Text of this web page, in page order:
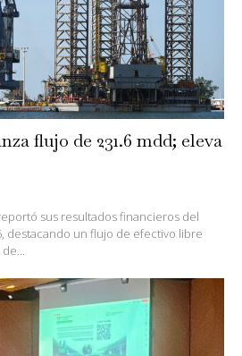
flujo de 231.6 mdd; eleva
sus resultados financieros del
destacando un flujo de efectivo libre